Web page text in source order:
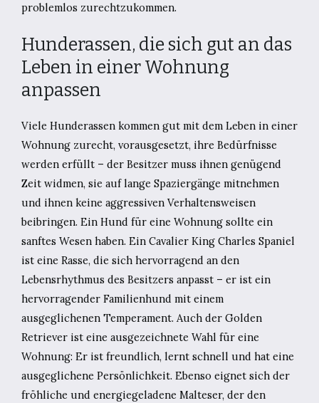
problemlos zurechtzukommen.
Hunderassen, die sich gut an das
Leben in einer Wohnung
anpassen
Viele Hunderassen kommen gut mit dem Leben in einer
Wohnung zurecht, vorausgesetzt, ihre Bedürfnisse
werden erfüllt – der Besitzer muss ihnen genügend
Zeit widmen, sie auf lange Spaziergänge mitnehmen
und ihnen keine aggressiven Verhaltensweisen
beibringen. Ein Hund für eine Wohnung sollte ein
sanftes Wesen haben. Ein Cavalier King Charles Spaniel
ist eine Rasse, die sich hervorragend an den
Lebensrhythmus des Besitzers anpasst – er ist ein
hervorragender Familienhund mit einem
ausgeglichenen Temperament. Auch der Golden
Retriever ist eine ausgezeichnete Wahl für eine
Wohnung: Er ist freundlich, lernt schnell und hat eine
ausgeglichene Persönlichkeit. Ebenso eignet sich der
fröhliche und energiegeladene Malteser, der den